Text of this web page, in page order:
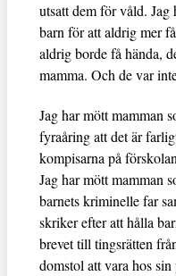
utsatt dem för våld.
barn för att aldrig mer
aldrig borde få hända,
mamma. Och de var
Jag har mött mamman
fyraåring att det är
kompisarna på
Jag har mött mamman
barnets kriminelle far
skriker efter att hålla
brevet till tingsrätten
domstol att vara hos